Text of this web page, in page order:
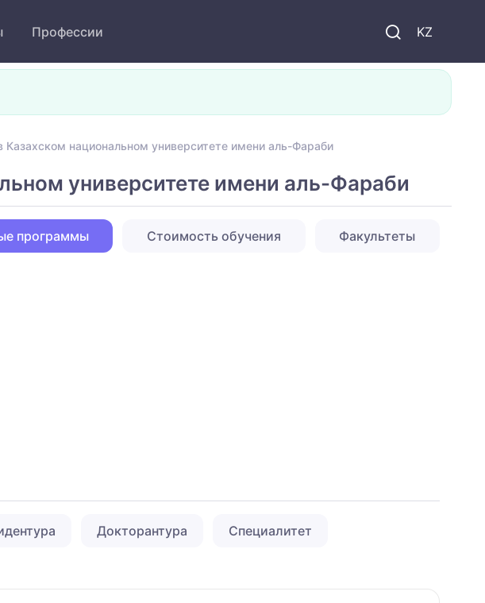
KZ
Профессии
национальном университете имени аль-Фараби
университете имени аль-Фараби
программы Стоимость обучения Факультеты
Докторантура Специалитет